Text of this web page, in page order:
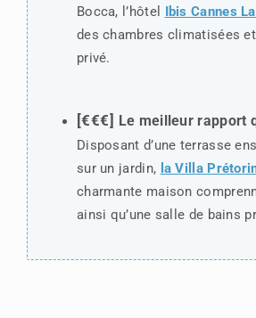
Bocca, l’hôtel Ibis Cannes
des chambres climatisées
privé.
[€€€] Le meilleur rapport
Disposant d’une terrasse
sur un jardin, la Villa
charmante maison
ainsi qu’une salle de bains